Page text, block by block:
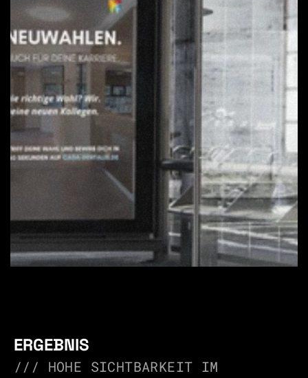
ERGEBNIS
/// HOHE SICHTBARKEIT IM